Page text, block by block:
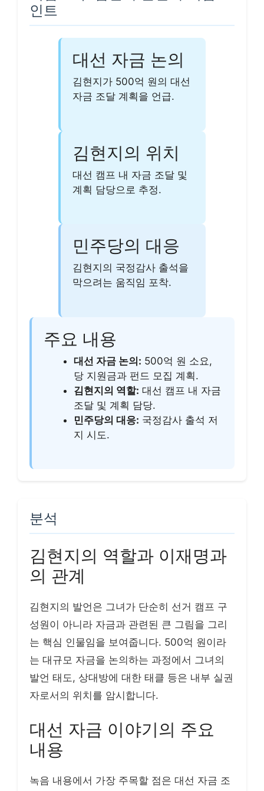
인트
대선 자금 논의
김현지가 500억 원의 대선
자금 조달 계획을 언급.
김현지의 위치
대선 캠프 내 자금 조달 및
계획 담당으로 추정.
민주당의 대응
김현지의 국정감사 출석을
막으려는 움직임 포착.
주요 내용
대선 자금 논의: 500억 원 소요,
당 지원금과 펀드 모집 계획.
김현지의 역할: 대선 캠프 내 자금
조달 및 계획 담당.
민주당의 대응: 국정감사 출석 저
지 시도.
분석
김현지의 역할과 이재명과
의 관계
김현지의 발언은 그녀가 단순히 선거 캠프 구
성원이 아니라 자금과 관련된 큰 그림을 그리
는 핵심 인물임을 보여줍니다. 500억 원이라
는 대규모 자금을 논의하는 과정에서 그녀의
발언 태도, 상대방에 대한 태클 등은 내부 실권
자로서의 위치를 암시합니다.
대선 자금 이야기의 주요
내용
녹음 내용에서 가장 주목할 점은 대선 자금 조